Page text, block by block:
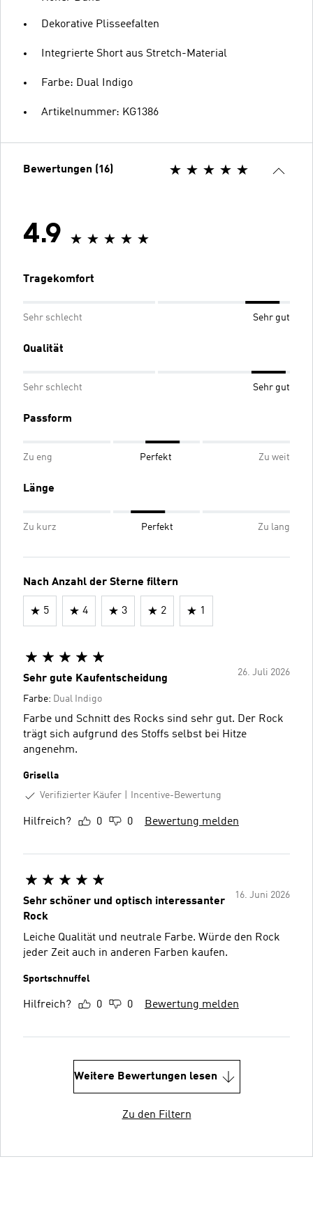
Dekorative Plisseefalten
Integrierte Short aus Stretch-Material
Farbe: Dual Indigo
Artikelnummer: KG1386
Bewertungen (16)
4.9
Tragekomfort
Sehr schlecht Sehr gut
Qualität
Sehr schlecht Sehr gut
Passform
Zu eng Perfekt Zu weit
Länge
Zu kurz Perfekt Zu lang
Nach Anzahl der Sterne filtern
5 4 3 2 1
26. Juli 2026
Sehr gute Kaufentscheidung
Farbe: Dual Indigo
Farbe und Schnitt des Rocks sind sehr gut. Der Rock
trägt sich aufgrund des Stoffs selbst bei Hitze
angenehm.
Grisella
Verifizierter Käufer
Incentive-Bewertung
Hilfreich? 0 0 Bewertung melden
16. Juni 2026
Sehr schöner und optisch interessanter
Rock
Leiche Qualität und neutrale Farbe. Würde den Rock
jeder Zeit auch in anderen Farben kaufen.
Sportschnuffel
Hilfreich? 0 0 Bewertung melden
Weitere Bewertungen lesen
Zu den Filtern